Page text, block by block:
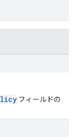
フィールドの